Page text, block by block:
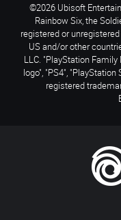
©2026 Ubisoft
Rainbow Six, the
registered or
US and/or other
LLC. "PlayStation Family
logo", "PS4",
registered